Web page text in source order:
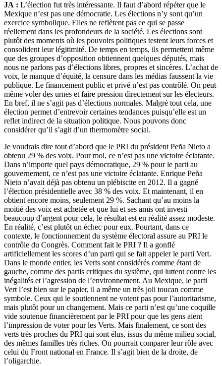
JA : L’élection fut très intéressante. Il faut d’abord répéter que le
Mexique n’est pas une démocratie. Les élections n’y sont qu’un
exercice symbolique. Elles ne reflètent pas ce qui se passe
réellement dans les profondeurs de la société. Les élections sont
plutôt des moments où les pouvoirs politiques testent leurs forces et
consolident leur légitimité. De temps en temps, ils permettent même
que des groupes d’opposition obtiennent quelques députés, mais
nous ne parlons pas d’élections libres, propres et sincères. L’achat de
voix, le manque d’équité, la censure dans les médias faussent la vie
publique. Le financement public et privé n’est pas contrôlé. On peut
même voler des urnes et faire pression directement sur les électeurs.
En bref, il ne s’agit pas d’élections normales. Malgré tout cela, une
élection permet d’entrevoir certaines tendances puisqu’elle est un
reflet indirect de la situation politique. Nous pouvons donc
considérer qu’il s’agit d’un thermomètre social.
Je voudrais dire tout d’abord que le PRI du président Peña Nieto a
obtenu 29 % des voix. Pour moi, ce n’est pas une victoire éclatante.
Dans n’importe quel pays démocratique, 29 % pour le parti au
gouvernement, ce n’est pas une victoire éclatante. Enrique Peña
Nieto n’avait déjà pas obtenu un plébiscite en 2012. Il a gagné
l’élection présidentielle avec 38 % des voix. Et maintenant, il en
obtient encore moins, seulement 29 %. Sachant qu’au moins la
moitié des voix est achetée et que lui et ses amis ont investi
beaucoup d’argent pour cela, le résultat est en réalité assez modeste.
En réalité, c’est plutôt un échec pour eux. Pourtant, dans ce
contexte, le fonctionnement du système électoral assure au PRI le
contrôle du Congrès. Comment fait le PRI ? Il a gonflé
artificiellement les scores d’un parti qui se fait appeler le parti Vert.
Dans le monde entier, les Verts sont considérés comme étant de
gauche, comme des partis critiques du système, qui luttent contre les
inégalités et l’agression de l’environnement. Au Mexique, le parti
Vert l’est bien sur le papier, il a même un très joli toucan comme
symbole. Ceux qui le soutiennent ne votent pas pour l’autoritarisme,
mais plutôt pour un changement. Mais ce parti n’est qu’une coquille
vide soutenue financièrement par le PRI pour que les gens aient
l’impression de voter pour les Verts. Mais finalement, ce sont des
verts très proches du PRI qui sont élus, issus du même milieu social,
des mêmes familles très riches. On pourrait comparer leur rôle avec
celui du Front national en France. Il s’agit bien de la droite, de
l’oligarchie.